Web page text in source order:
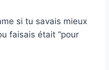
si tu savais mieux
faisais était “pour